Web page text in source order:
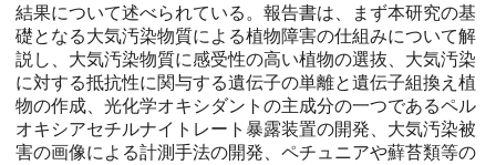
結果について述べられている。報告書は、まず本研究の基
礎となる大気汚染物質による植物障害の仕組みについて解
説し、大気汚染物質に感受性の高い植物の選抜、大気汚染
に対する抵抗性に関与する遺伝子の単離と遺伝子組換え植
物の作成、光化学オキシダントの主成分の一つであるペル
オキシアセチルナイトレート暴露装置の開発、大気汚染被
害の画像による計測手法の開発、ペチュニアや蘚苔類等の